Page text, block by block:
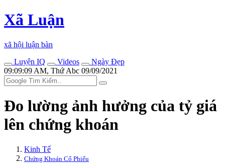
Xã Luận
xã hội luận bàn
Luyện IQ
Videos
Ngày Đẹp
09:09:09 AM, Thứ Abc 09/09/2021
Đo lường ảnh hưởng của tỷ giá
lên chứng khoán
Kinh Tế
Chứng Khoán Cổ Phiếu